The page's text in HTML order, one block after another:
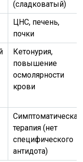
(сладковатый)
ЦНС, печень,
почки
Кетонурия,
повышение
осмолярности
крови
Симптоматическая
терапия (нет
специфического
антидота)